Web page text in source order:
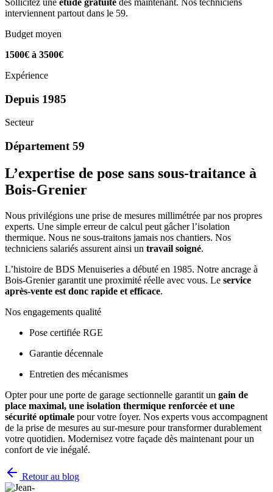
interviennent partout dans le 59.
Budget moyen
1500€ à 3500€
Expérience
Depuis 1985
Secteur
Département 59
L’expertise de pose sans sous-traitance à
Bois-Grenier
Nous privilégions une prise de mesures millimétrée par nos propres
experts. Une simple erreur de calcul peut gâcher l’isolation
thermique. Nous ne sous-traitons jamais nos chantiers. Nos
techniciens salariés assurent ainsi un travail soigné.
L’histoire de BDS Menuiseries a débuté en 1985. Notre ancrage à
Bois-Grenier garantit une proximité réelle avec vous. Le service
après-vente est donc rapide et efficace.
Nos engagements qualité
Pose certifiée RGE
Garantie décennale
Entretien des mécanismes
Opter pour une porte de garage sectionnelle garantit un gain de
place maximal, une isolation thermique renforcée et une
sécurité optimale pour votre foyer. Nos experts vous accompagnent
de la prise de mesures au sur-mesure pour transformer durablement
votre quotidien. Modernisez votre façade dès maintenant pour un
confort de vie inégalé.
Retour au blog